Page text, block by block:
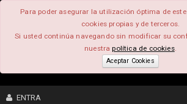
Para poder asegurar la utilización óptima de
cookies propias y de terceros.
Si usted continúa navegando sin modificar su
nuestrapolítica de cookies.
Aceptar Cookies
ENTRA